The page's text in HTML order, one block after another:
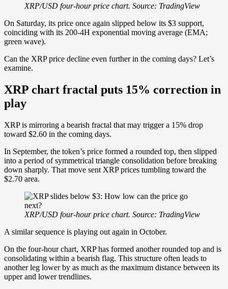
XRP/USD four-hour price chart. Source: TradingView
On Saturday, its price once again slipped below its $3 support,
coinciding with its 200-4H exponential moving average (EMA;
green wave).
Can the XRP price decline even further in the coming days? Let’s
examine.
XRP chart fractal puts 15% correction in
play
XRP is mirroring a bearish fractal that may trigger a 15% drop
toward $2.60 in the coming days.
In September, the token’s price formed a rounded top, then slipped
into a period of symmetrical triangle consolidation before breaking
down sharply. That move sent XRP prices tumbling toward the
$2.70 area.
XRP/USD four-hour price chart. Source: TradingView
A similar sequence is playing out again in October.
On the four-hour chart, XRP has formed another rounded top and is
consolidating within a bearish flag. This structure often leads to
another leg lower by as much as the maximum distance between its
upper and lower trendlines.